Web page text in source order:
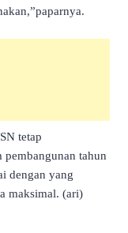
tetap
tahun
dengan yang
maksimal. (ari)